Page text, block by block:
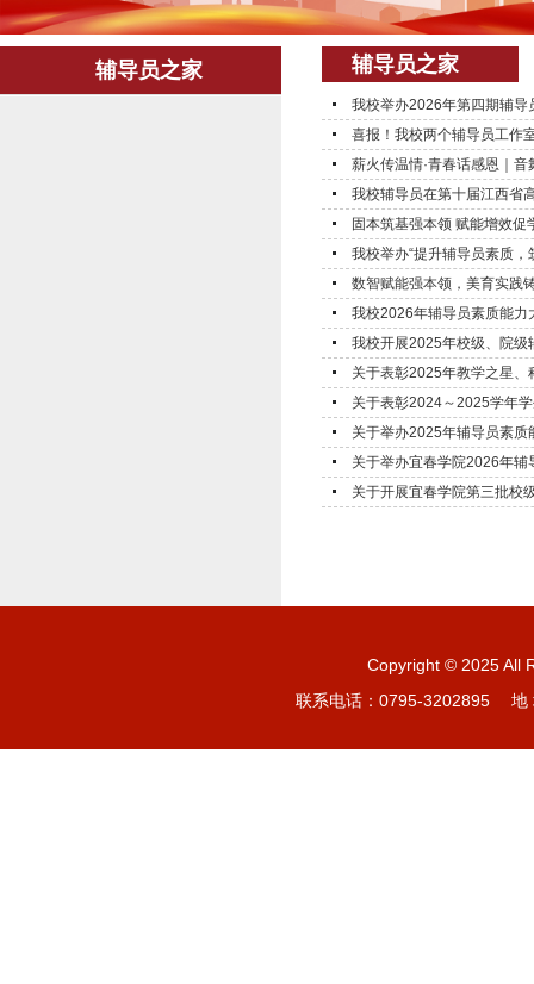
辅导员之家 辅导员之家
我校举办2026年第四期辅导
喜报！我校两个辅导员工作
薪火传温情·青春话感恩｜
我校辅导员在第十届江西省
固本筑基强本领 赋能增效
我校举办“提升辅导员素质
数智赋能强本领，美育实
我校2026年辅导员素质能力
我校开展2025年校级、院级
关于表彰2025年教学之星、
关于表彰2024～2025学年
关于举办2025年辅导员素质
关于举办宜春学院2026年辅
关于开展宜春学院第三批校
Copyright © 2025 All
联系电话：0795-3202895 地